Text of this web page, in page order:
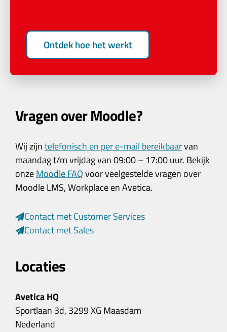
Ontdek hoe het werkt
Vragen over Moodle?
Wij zijntelefonisch en per e-mail bereikbaarvan
maandag t/m vrijdag van 09:00 – 17:00 uur. Bekijk
onzeMoodle FAQvoor veelgestelde vragen over
Moodle LMS, Workplace en Avetica.
Contact met Customer Services
Contact met Sales
Locaties
Avetica HQ
Sportlaan 3d, 3299 XG Maasdam
Nederland